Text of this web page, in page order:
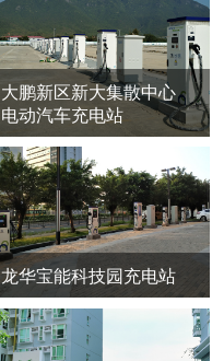
大鹏新区新大集散中心
电动汽车充电站
龙华宝能科技园充电站